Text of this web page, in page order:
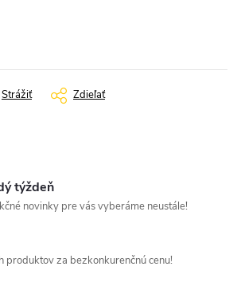
Strážiť Zdieľať
týždeň
novinky pre vás vyberáme neustále!
produktov za bezkonkurenčnú cenu!